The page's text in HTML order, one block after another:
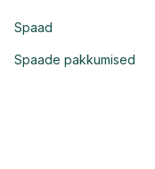
Spaad
Spaade pakkumised